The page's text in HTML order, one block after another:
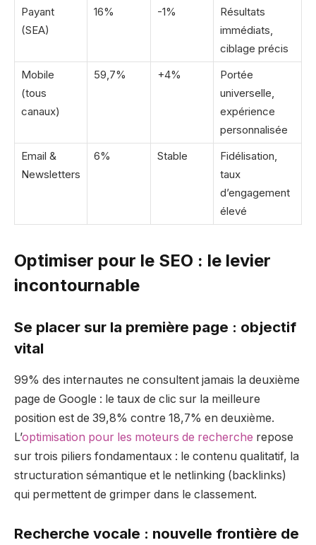
Payant
(SEA)
16% -1%
Résultats
immédiats,
ciblage précis
Mobile
(tous
canaux)
59,7% +4%
Portée
universelle,
expérience
personnalisée
Email &
Newsletters
6% Stable
Fidélisation,
taux
d’engagement
élevé
Optimiser pour le SEO : le levier
incontournable
Se placer sur la première page : objectif
vital
99% des internautes ne consultent jamais la deuxième
page de Google : le taux de clic sur la meilleure
position est de 39,8% contre 18,7% en deuxième.
L’optimisation pour les moteurs de recherche repose
sur trois piliers fondamentaux : le contenu qualitatif, la
structuration sémantique et le netlinking (backlinks)
qui permettent de grimper dans le classement.
Recherche vocale : nouvelle frontière de